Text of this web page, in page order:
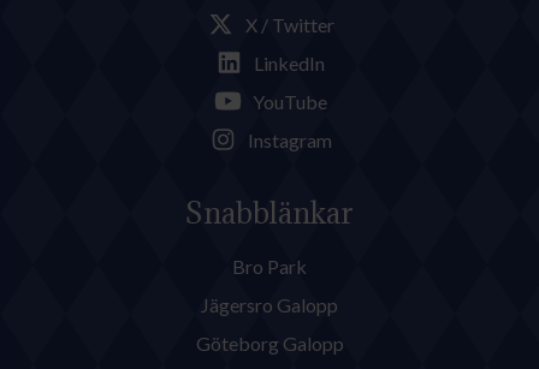
X / Twitter
LinkedIn
YouTube
Instagram
Snabblänkar
Bro Park
Jägersro Galopp
Göteborg Galopp